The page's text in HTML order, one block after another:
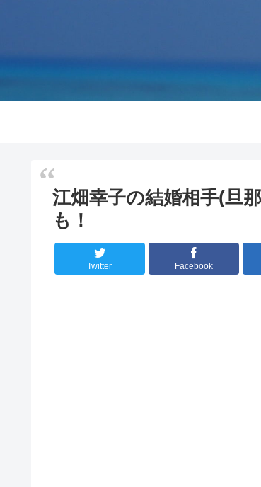
江畑幸子の結婚相手(旦
も！
Twitter Facebook